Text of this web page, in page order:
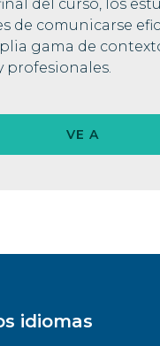
del curso, los
de comunicarse
gama de
profesionales.
VE A
idiomas